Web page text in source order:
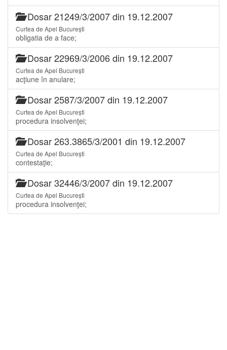
Dosar 21249/3/2007 din 19.12.2007
Curtea de Apel București
obligatia de a face;
Dosar 22969/3/2006 din 19.12.2007
Curtea de Apel București
acţiune în anulare;
Dosar 2587/3/2007 din 19.12.2007
Curtea de Apel București
procedura insolvenţei;
Dosar 263.3865/3/2001 din 19.12.2007
Curtea de Apel București
contestaţie;
Dosar 32446/3/2007 din 19.12.2007
Curtea de Apel București
procedura insolvenţei;